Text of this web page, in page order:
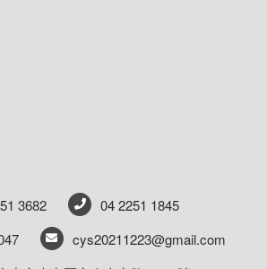
3682
04 2251 1845
cys20211223@gmail.com